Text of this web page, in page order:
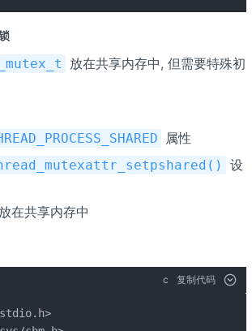
放在共享内存中, 但需要特殊初
属性
设
在共享内存中
c 复制代码